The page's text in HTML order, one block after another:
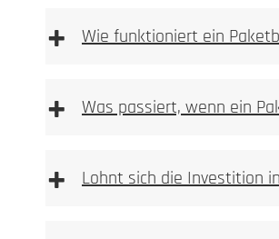
ideal für Logos, Namen,
+ Wie funktioniert ein
+ Was passiert, wenn ein
+ Lohnt sich die Investition